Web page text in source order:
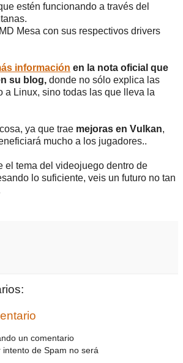
estén funcionando a través del
Mesa con sus respectivos drivers
información en la nota oficial que
su blog, donde no sólo explica las
a Linux, sino todas las que lleva la
ya que trae mejoras en Vulkan,
mucho a los jugadores..
el tema del videojuego dentro de
lo suficiente, veis un futuro no tan
un comentario
de Spam no será